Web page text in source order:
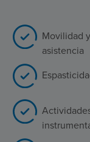
Movilidad
asistencia